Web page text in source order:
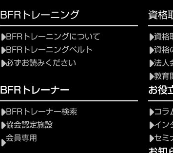
BFRトレーニング
BFRトレーニングについて
BFRトレーニングベルト
必ずお読みください
資格
資格
資格
法人
教育
BFRトレーナー
BFRトレーナー検索
協会認定施設
会員専用
お役
コラ
イン
セミ